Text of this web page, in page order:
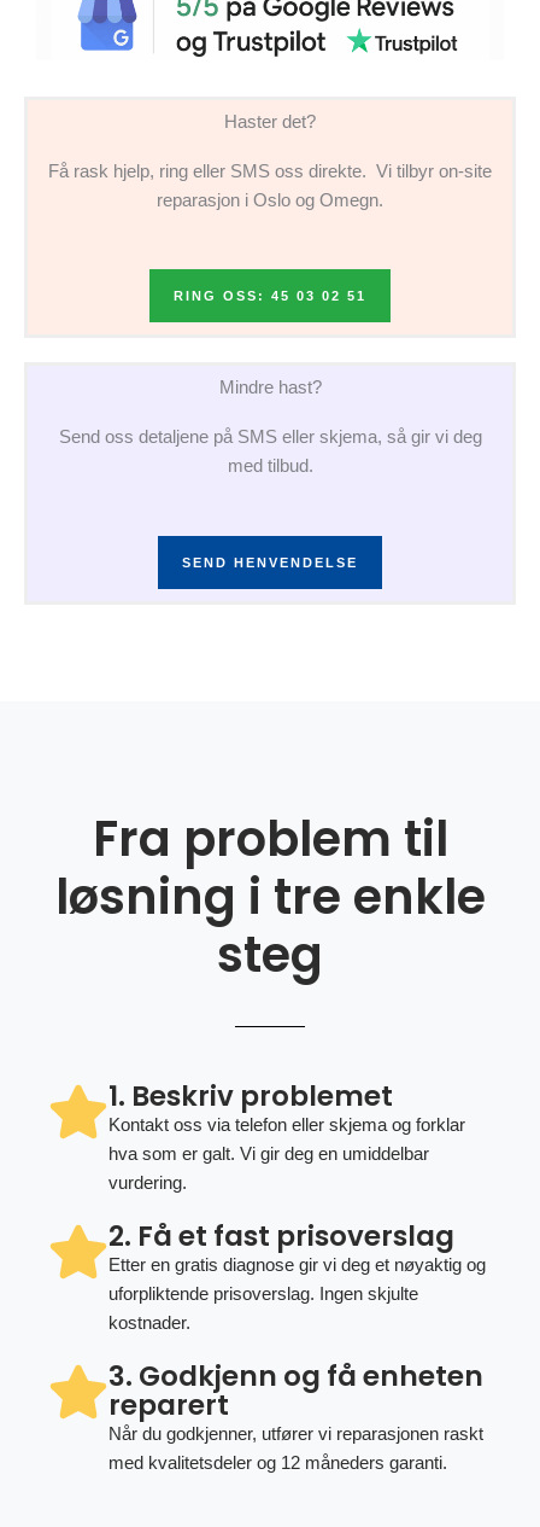
Haster det?
Få rask hjelp, ring eller SMS oss direkte. Vi tilbyr on-site
reparasjon i Oslo og Omegn.
RING OSS: 45 03 02 51
Mindre hast?
Send oss detaljene på SMS eller skjema, så gir vi deg
med tilbud.
SEND HENVENDELSE
Fra problem til
løsning i tre enkle
steg
1. Beskriv problemet
Kontakt oss via telefon eller skjema og forklar
hva som er galt. Vi gir deg en umiddelbar
vurdering.
2. Få et fast prisoverslag
Etter en gratis diagnose gir vi deg et nøyaktig og
uforpliktende prisoverslag. Ingen skjulte
kostnader.
3. Godkjenn og få enheten
reparert
Når du godkjenner, utfører vi reparasjonen raskt
med kvalitetsdeler og 12 måneders garanti.